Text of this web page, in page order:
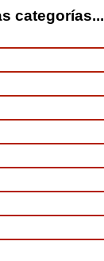
categorías...